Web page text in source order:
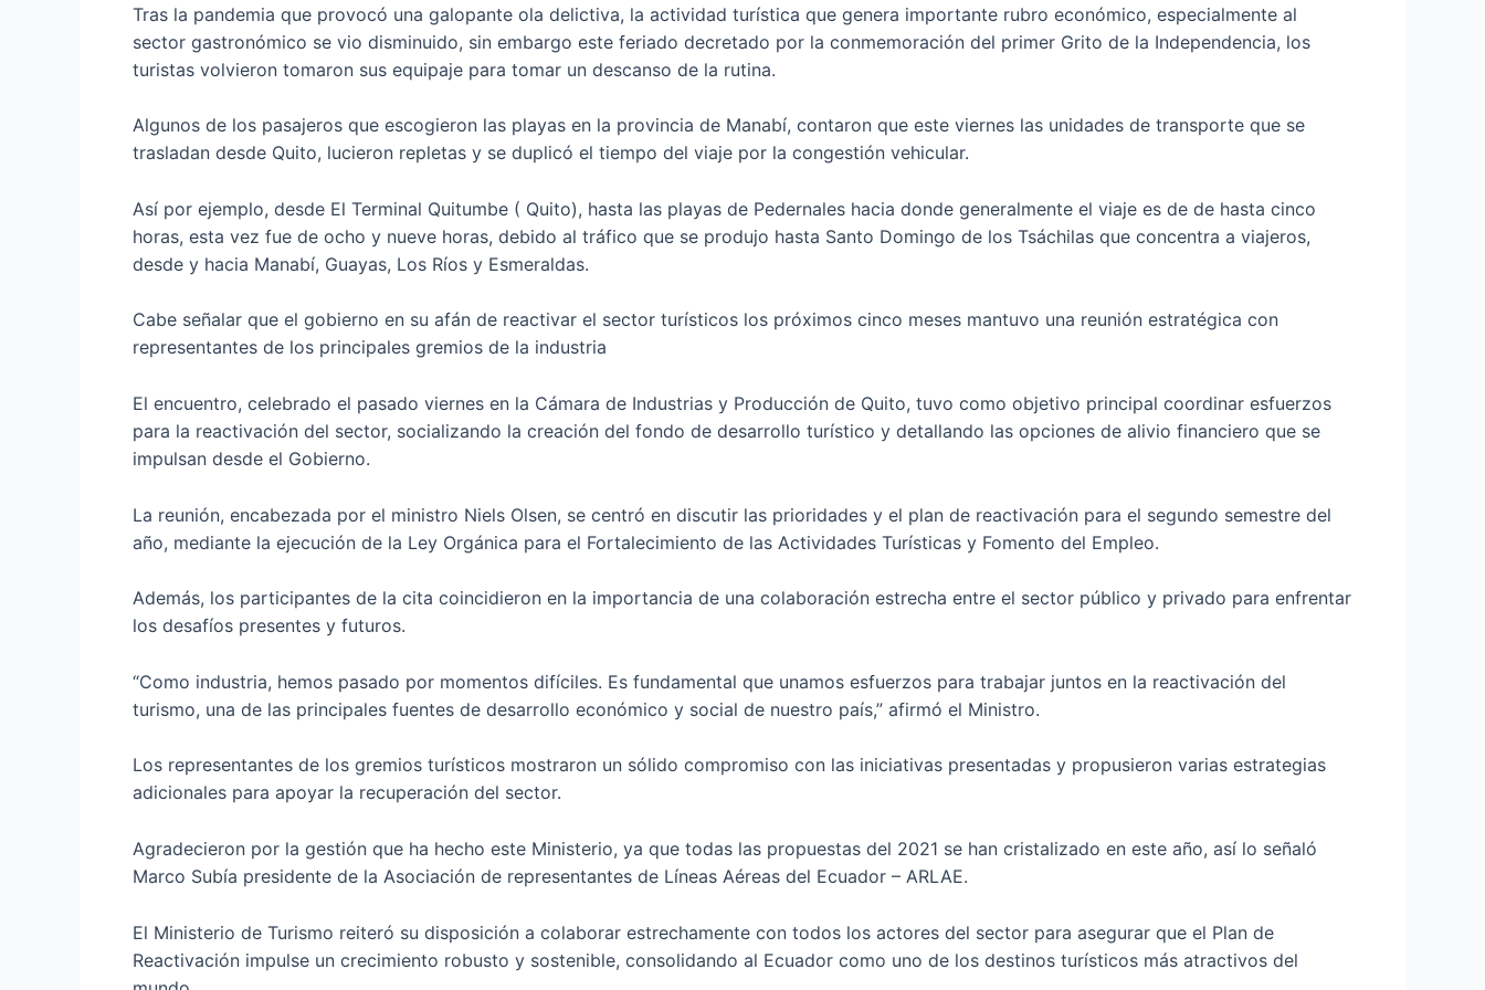
Tras la pandemia que provocó una galopante ola delictiva, la actividad turística que genera importante rubro económico, especialmente al
sector gastronómico se vio disminuido, sin embargo este feriado decretado por la conmemoración del primer Grito de la Independencia, los
turistas volvieron tomaron sus equipaje para tomar un descanso de la rutina.
Algunos de los pasajeros que escogieron las playas en la provincia de Manabí, contaron que este viernes las unidades de transporte que se
trasladan desde Quito, lucieron repletas y se duplicó el tiempo del viaje por la congestión vehicular.
Así por ejemplo, desde El Terminal Quitumbe ( Quito), hasta las playas de Pedernales hacia donde generalmente el viaje es de de hasta cinco
horas, esta vez fue de ocho y nueve horas, debido al tráfico que se produjo hasta Santo Domingo de los Tsáchilas que concentra a viajeros,
desde y hacia Manabí, Guayas, Los Ríos y Esmeraldas.
Cabe señalar que el gobierno en su afán de reactivar el sector turísticos los próximos cinco meses mantuvo una reunión estratégica con
representantes de los principales gremios de la industria
El encuentro, celebrado el pasado viernes en la Cámara de Industrias y Producción de Quito, tuvo como objetivo principal coordinar esfuerzos
para la reactivación del sector, socializando la creación del fondo de desarrollo turístico y detallando las opciones de alivio financiero que se
impulsan desde el Gobierno.
La reunión, encabezada por el ministro Niels Olsen, se centró en discutir las prioridades y el plan de reactivación para el segundo semestre del
año, mediante la ejecución de la Ley Orgánica para el Fortalecimiento de las Actividades Turísticas y Fomento del Empleo.
Además, los participantes de la cita coincidieron en la importancia de una colaboración estrecha entre el sector público y privado para enfrentar
los desafíos presentes y futuros.
“Como industria, hemos pasado por momentos difíciles. Es fundamental que unamos esfuerzos para trabajar juntos en la reactivación del
turismo, una de las principales fuentes de desarrollo económico y social de nuestro país,” afirmó el Ministro.
Los representantes de los gremios turísticos mostraron un sólido compromiso con las iniciativas presentadas y propusieron varias estrategias
adicionales para apoyar la recuperación del sector.
Agradecieron por la gestión que ha hecho este Ministerio, ya que todas las propuestas del 2021 se han cristalizado en este año, así lo señaló
Marco Subía presidente de la Asociación de representantes de Líneas Aéreas del Ecuador – ARLAE.
El Ministerio de Turismo reiteró su disposición a colaborar estrechamente con todos los actores del sector para asegurar que el Plan de
Reactivación impulse un crecimiento robusto y sostenible, consolidando al Ecuador como uno de los destinos turísticos más atractivos del